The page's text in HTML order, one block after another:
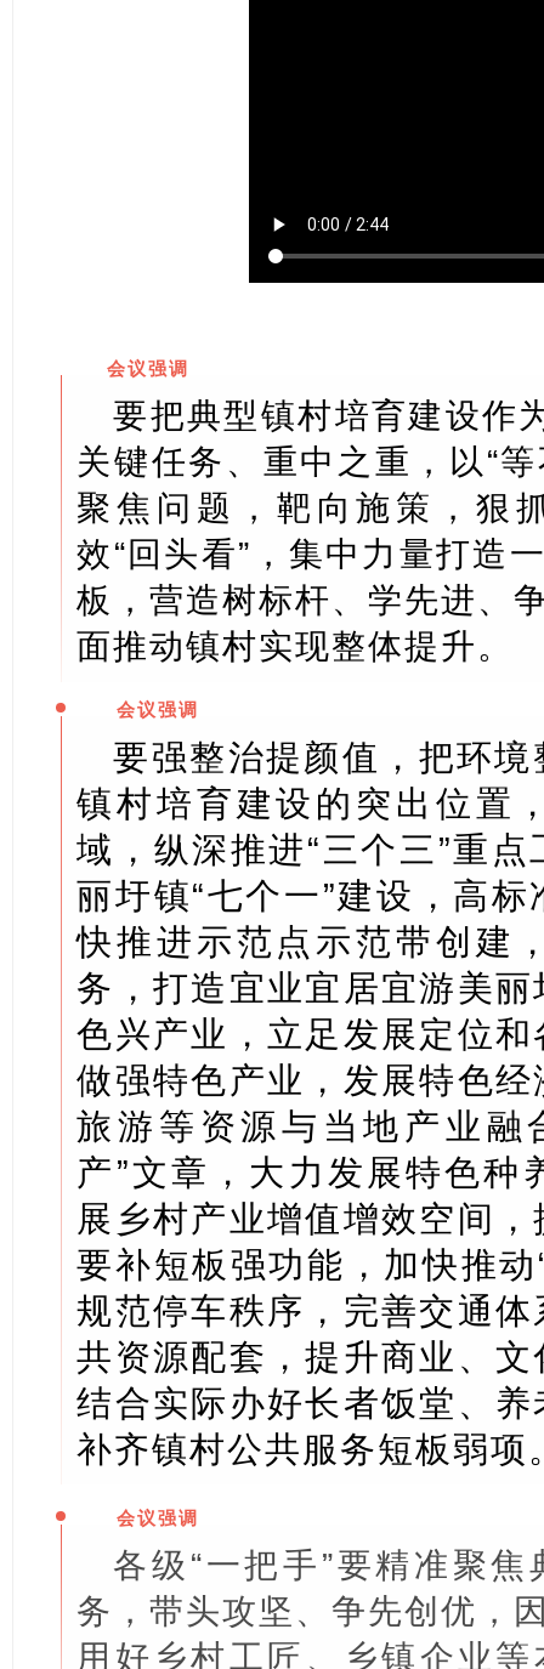
会议强调
要把典型镇村培育建设作
关键任务、重中之重，以“
聚焦问题，靶向施策，狠
效“回头看”，集中力量打造
板，营造树标杆、学先进、
面推动镇村实现整体提升。
会议强调
要强整治提颜值，把环
镇村培育建设的突出位置
域，纵深推进“三个三”重
丽圩镇“七个一”建设，高
快推进示范点示范带创建
务，打造宜业宜居宜游美
色兴产业，立足发展定位
做强特色产业，发展特色
旅游等资源与当地产业融
产”文章，大力发展特色种
展乡村产业增值增效空间
要补短板强功能，加快推
规范停车秩序，完善交通
共资源配套，提升商业、
结合实际办好长者饭堂、
补齐镇村公共服务短板弱项
会议强调
各级“一把手”要精准聚
务，带头攻坚、争先创优，
用好乡村工匠、乡镇企业